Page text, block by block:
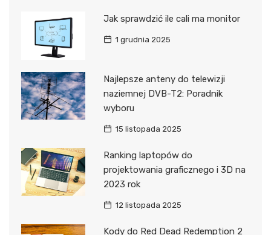
Jak sprawdzić ile cali ma monitor
1 grudnia 2025
Najlepsze anteny do telewizji
naziemnej DVB-T2: Poradnik
wyboru
15 listopada 2025
Ranking laptopów do
projektowania graficznego i 3D na
2023 rok
12 listopada 2025
Kody do Red Dead Redemption 2